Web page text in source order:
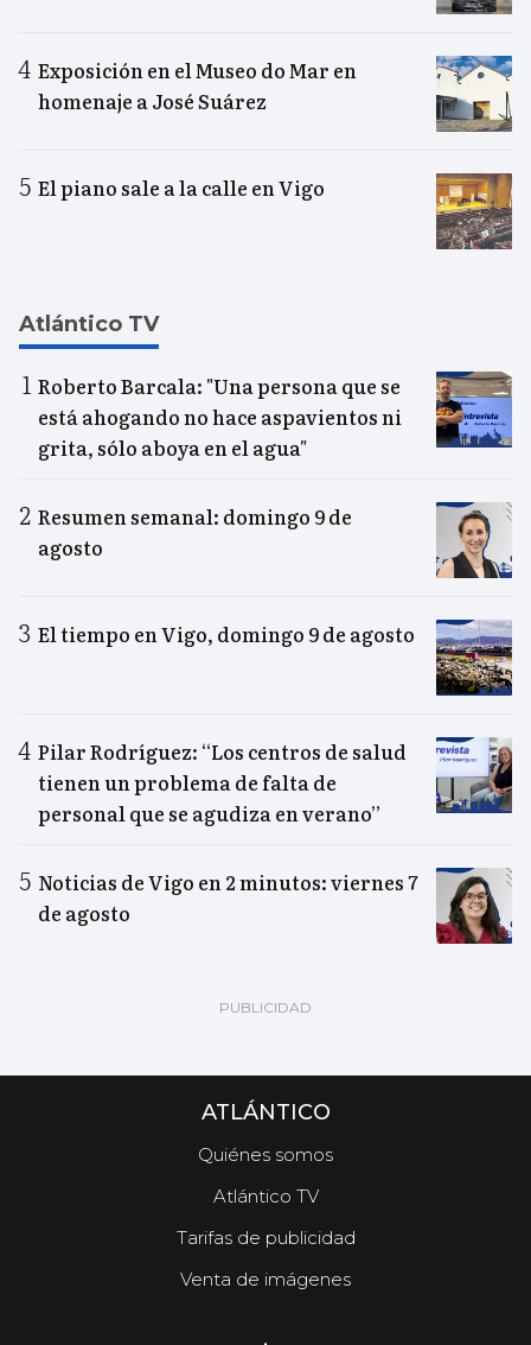
Exposición en el Museo do Mar en
homenaje a José Suárez
El piano sale a la calle en Vigo
Atlántico TV
Roberto Barcala: "Una persona que se
está ahogando no hace aspavientos ni
grita, sólo aboya en el agua"
Resumen semanal: domingo 9 de
agosto
El tiempo en Vigo, domingo 9 de agosto
Pilar Rodríguez: “Los centros de salud
tienen un problema de falta de
personal que se agudiza en verano”
Noticias de Vigo en 2 minutos: viernes 7
de agosto
ATLÁNTICO
Quiénes somos
Atlántico TV
Tarifas de publicidad
Venta de imágenes
.